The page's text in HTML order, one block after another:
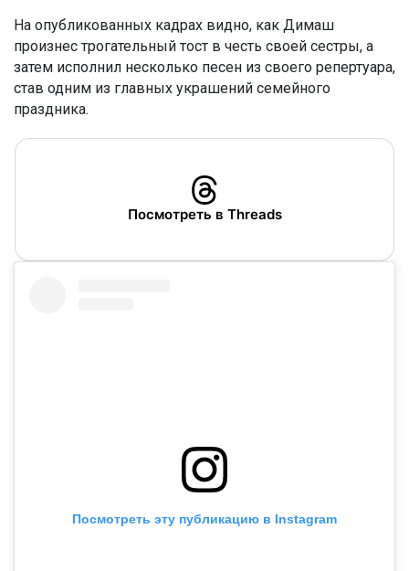
На опубликованных кадрах видно, как Димаш
произнес трогательный тост в честь своей сестры, а
затем исполнил несколько песен из своего репертуара,
став одним из главных украшений семейного
праздника.
Посмотреть в Threads
Посмотреть эту публикацию в Instagram